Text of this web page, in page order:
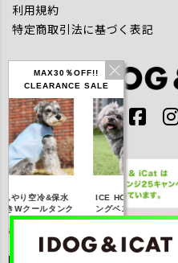
MAX30％OFF!!
CLEARANCE SALE
やり空冷&保水
Wクールタンク
％OFF】2,310
ICE HOLD フィッシ
ングベスト 保冷剤付
円(税込み)
利用規約
特定商取引法に基づく表記